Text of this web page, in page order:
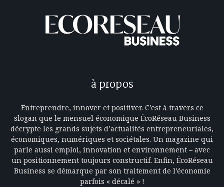
à propos
Entreprendre, innover et positiver. C’est à travers ce
slogan que le mensuel économique ÉcoRéseau Business
décrypte les grands sujets d’actualités entrepreneuriales,
économiques, numériques et sociétales. Un magazine qui
parle aussi emploi, innovation et environnement – avec
un positionnement toujours constructif. Enfin, ÉcoRéseau
Business se démarque par son traitement de l’économie
parfois « décalé » !